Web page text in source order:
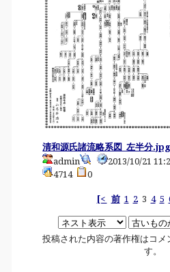
清和源氏諸流略系図_左半分.jpg
admin
2013/10/21
4714
0
[< 前 1 23 4 5
投稿された内容の著作権はコメ
す。